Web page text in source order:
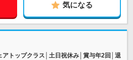
気になる
アトップクラス│土日祝休み│賞与年2回│退